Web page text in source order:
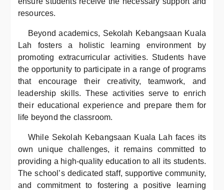
resources.
Beyond academics, Sekolah Kebangsaan Kuala
Lah fosters a holistic learning environment by
promoting extracurricular activities. Students have
the opportunity to participate in a range of programs
that encourage their creativity, teamwork, and
leadership skills. These activities serve to enrich
their educational experience and prepare them for
life beyond the classroom.
While Sekolah Kebangsaan Kuala Lah faces its
own unique challenges, it remains committed to
providing a high-quality education to all its students.
The school’s dedicated staff, supportive community,
and commitment to fostering a positive learning